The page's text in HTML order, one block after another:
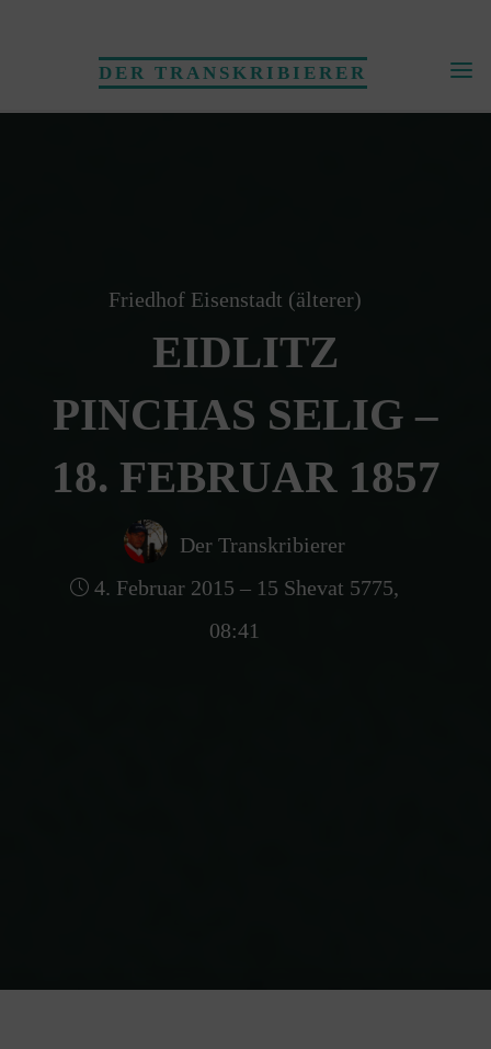
DER TRANSKRIBIERER
Friedhof Eisenstadt (älterer)
EIDLITZ
PINCHAS SELIG –
18. FEBRUAR 1857
Der Transkribierer
4. Februar 2015 – 15 Shevat 5775,
08:41